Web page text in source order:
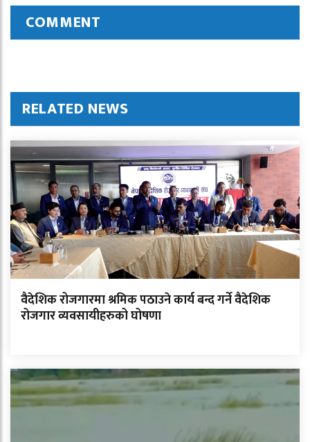
COMMENT
RELATED NEWS
वैदेशिक रोजगारमा श्रमिक पठाउने कार्य बन्द गर्ने वैदेशिक
रोजगार व्यवसायीहरुको घोषणा